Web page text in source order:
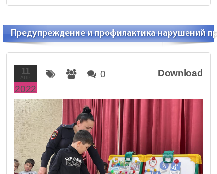
Предупреждение и профилактика нарушений
11
АПР
2022
0 Download